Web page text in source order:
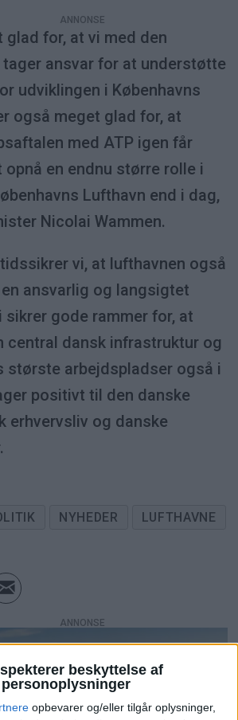
beskyttelse af
personoplysninger
opbevarer og/eller tilgår oplysninger,
glad for, at vi med den
ansvar for at understøtte
udviklingen i Københavns
også meget glad for, at
med ATP igen får
en endnu større rolle i
Lufthavn end i dag,
Nicolai Wammen.
vi, at lufthavnen også
ansvarlig og langsigtet
sikrer gode rammer for, at
central dansk infrastruktur og
største arbejdspladser også i
positivt til den danske
erhvervsliv og danske
NYHEDER
LUFTHAVNE